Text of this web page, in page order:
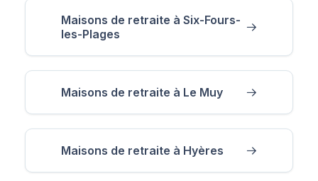
Maisons de retraite à Six-Fours-
les-Plages
Maisons de retraite à Le Muy
Maisons de retraite à Hyères